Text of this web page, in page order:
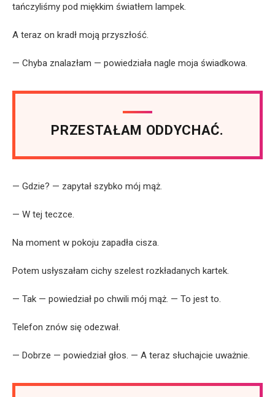
tańczyliśmy pod miękkim światłem lampek.
A teraz on kradł moją przyszłość.
— Chyba znalazłam — powiedziała nagle moja świadkowa.
PRZESTAŁAM ODDYCHAĆ.
— Gdzie? — zapytał szybko mój mąż.
— W tej teczce.
Na moment w pokoju zapadła cisza.
Potem usłyszałam cichy szelest rozkładanych kartek.
— Tak — powiedział po chwili mój mąż. — To jest to.
Telefon znów się odezwał.
— Dobrze — powiedział głos. — A teraz słuchajcie uważnie.